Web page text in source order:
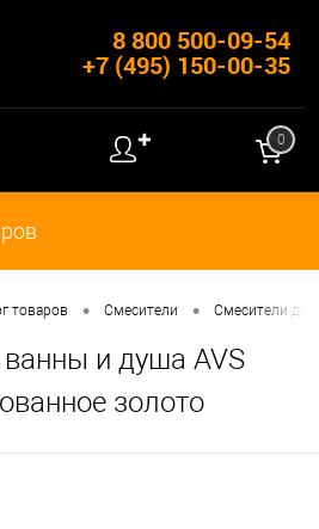
8 800 500-09-54
+7 (495) 150-00-35
✚ 0
товаров • Смесители • Смесители
и душа AVS
золото